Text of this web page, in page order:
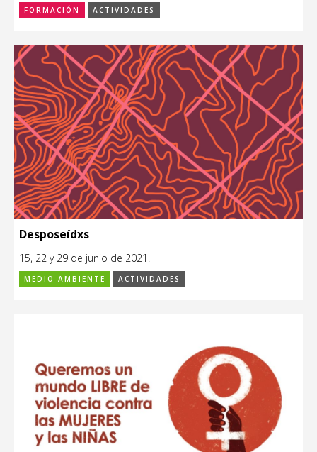
FORMACIÓN ACTIVIDADES
Desposeídxs
15, 22 y 29 de junio de 2021.
MEDIO AMBIENTE ACTIVIDADES